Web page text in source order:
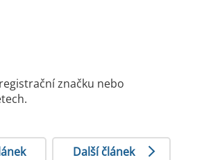
značku nebo
Další článek